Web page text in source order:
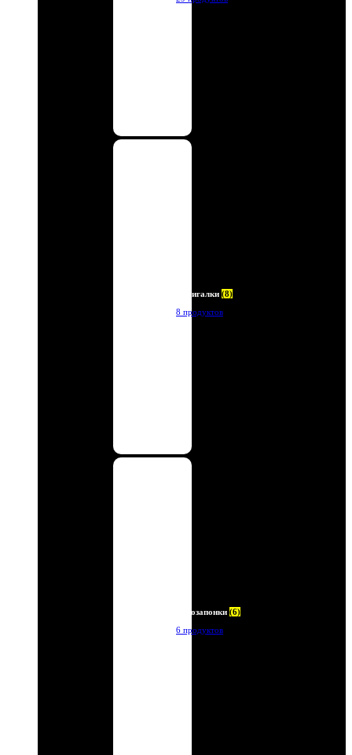
Зажигалки (8)
8 продуктов
Автозапонки (6)
6 продуктов